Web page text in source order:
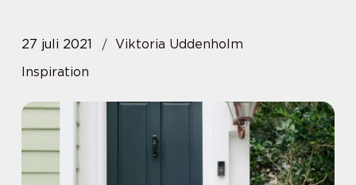
27 juli 2021
Viktoria Uddenholm
Inspiration